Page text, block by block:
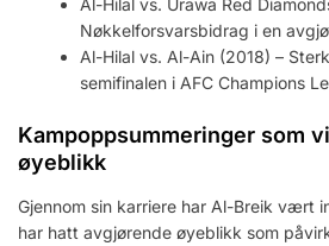
Nøkkelforsvarsbidrag i en
Al-Hilal vs. Al-Ain (2018) –
semifinalen i AFC Champions
Kampoppsummeringer som
øyeblikk
Gjennom sin karriere har Al-Breik vært
har hatt avgjørende øyeblikk som